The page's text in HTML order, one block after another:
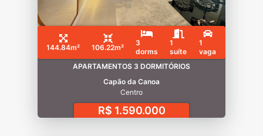
144.84m² 106.22m²
3
dorms
1
suíte
1
vaga
APARTAMENTOS 3 DORMITÓRIOS
Capão da Canoa
Centro
R$ 1.590.000